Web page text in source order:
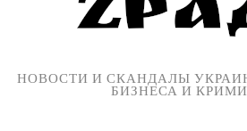
НОВОСТИ И СКАНДАЛЫ
БИЗНЕСА И